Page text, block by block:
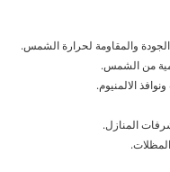
والمقاومة لحرارة الشمس.
من الشمس.
الالمنيوم.
المنازل.